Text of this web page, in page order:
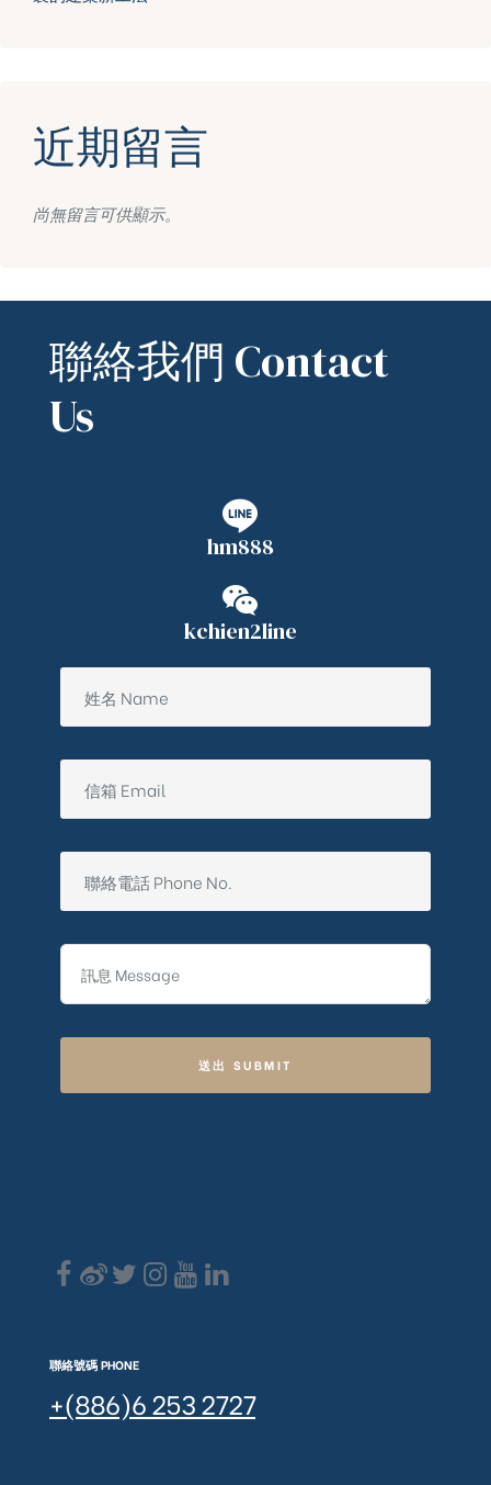
近期留言
尚無留言可供顯示。
聯絡我們 Contact
Us
hm888
kchien2line
送出 SUBMIT
聯絡號碼 PHONE
+(886)6 253 2727